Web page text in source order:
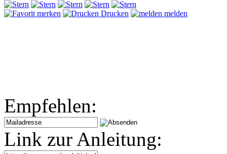
merken Drucken melden
Empfehlen:
Link zur Anleitung: